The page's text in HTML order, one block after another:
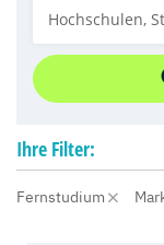
Ihre Filter:
Fernstudium